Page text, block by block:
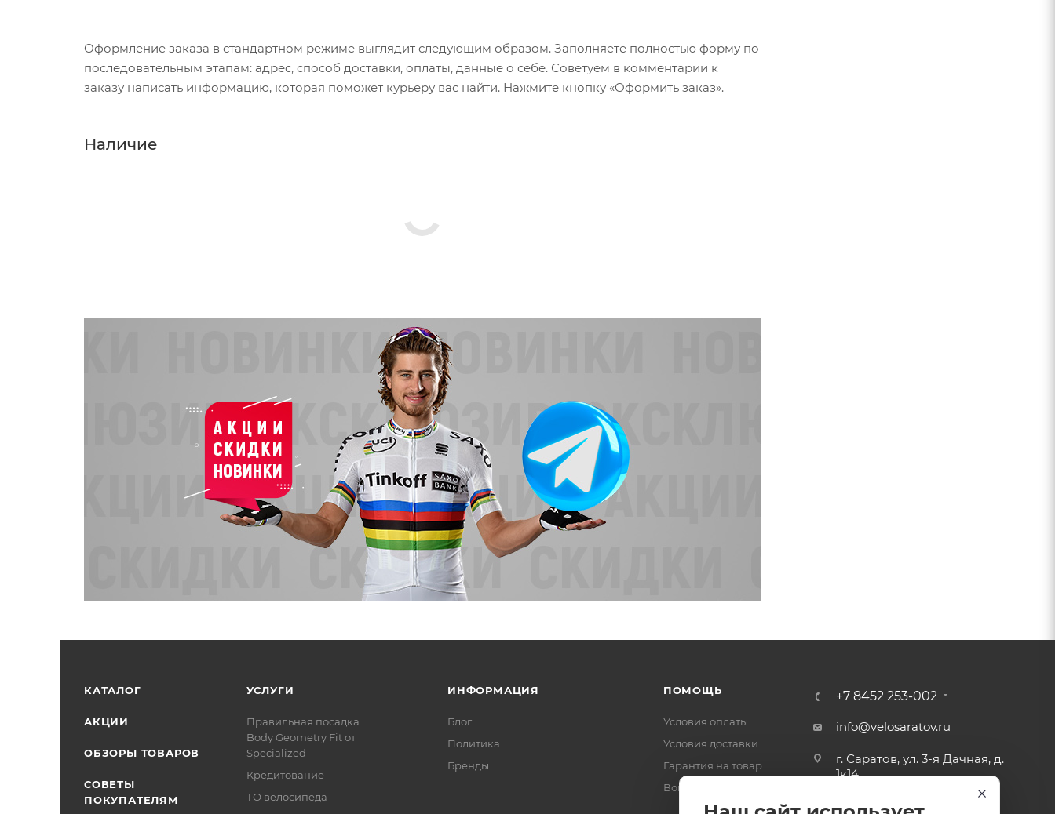
Оформление заказа в стандартном режиме выглядит следующим образом. Заполняете полностью форму по
последовательным этапам: адрес, способ доставки, оплаты, данные о себе. Советуем в комментарии к
заказу написать информацию, которая поможет курьеру вас найти. Нажмите кнопку «Оформить заказ».
Наличие
КАТАЛОГ
АКЦИИ
ОБЗОРЫ ТОВАРОВ
СОВЕТЫ
ПОКУПАТЕЛЯМ
УСЛУГИ
Правильная посадка
Body Geometry Fit от
Specialized
Кредитование
ТО велосипеда
ИНФОРМАЦИЯ
Блог
Политика
Бренды
ПОМОЩЬ
Условия оплаты
Условия доставки
Гарантия на товар
Вопрос-ответ
+7 8452 253-002
info@velosaratov.ru
г. Саратов, ул. 3-я Дачная, д.
1к14